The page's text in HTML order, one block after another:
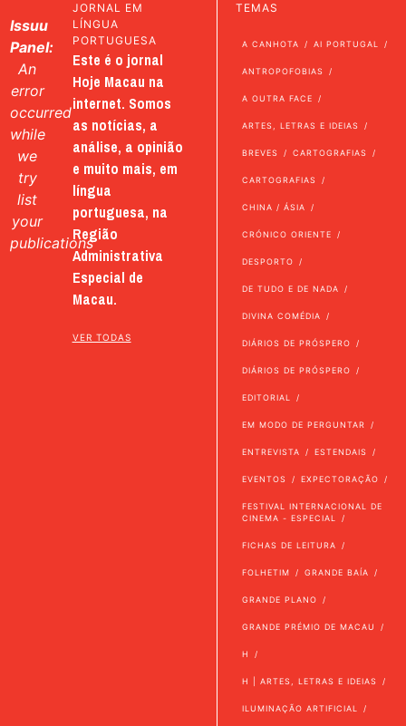
Issuu
Panel:
An
error
occurred
while
we
try
list
your
publications
JORNAL EM
LÍNGUA
PORTUGUESA
Este é o jornal
Hoje Macau na
internet. Somos
as notícias, a
análise, a opinião
e muito mais, em
língua
portuguesa, na
Região
Administrativa
Especial de
Macau.
VER TODAS
TEMAS
A CANHOTA AI PORTUGAL
ANTROPOFOBIAS
A OUTRA FACE
ARTES, LETRAS E IDEIAS
BREVES CARTOGRAFIAS
CARTOGRAFIAS
CHINA / ÁSIA
CRÓNICO ORIENTE
DESPORTO
DE TUDO E DE NADA
DIVINA COMÉDIA
DIÁRIOS DE PRÓSPERO
DIÁRIOS DE PRÓSPERO
EDITORIAL
EM MODO DE PERGUNTAR
ENTREVISTA ESTENDAIS
EVENTOS EXPECTORAÇÃO
FESTIVAL INTERNACIONAL DE
CINEMA - ESPECIAL
FICHAS DE LEITURA
FOLHETIM GRANDE BAÍA
GRANDE PLANO
GRANDE PRÉMIO DE MACAU
H
H | ARTES, LETRAS E IDEIAS
ILUMINAÇÃO ARTIFICIAL